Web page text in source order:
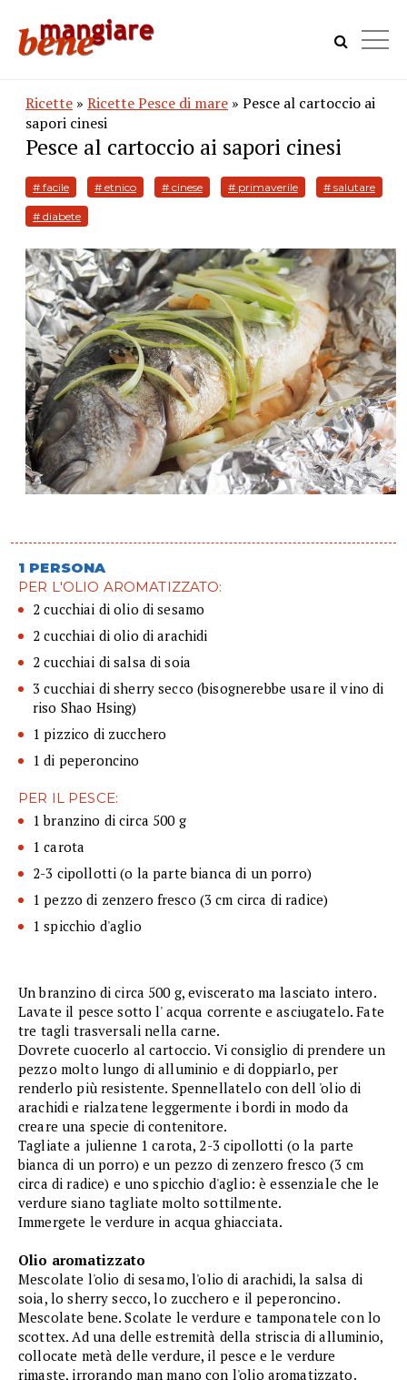
Ricette » Ricette Pesce di mare » Pesce al cartoccio ai
sapori cinesi
Pesce al cartoccio ai sapori cinesi
# facile # etnico # cinese # primaverile # salutare
# diabete
1 PERSONA
PER L'OLIO AROMATIZZATO:
2 cucchiai di olio di sesamo
2 cucchiai di olio di arachidi
2 cucchiai di salsa di soia
3 cucchiai di sherry secco (bisognerebbe usare il vino di
riso Shao Hsing)
1 pizzico di zucchero
1 di peperoncino
PER IL PESCE:
1 branzino di circa 500 g
1 carota
2-3 cipollotti (o la parte bianca di un porro)
1 pezzo di zenzero fresco (3 cm circa di radice)
1 spicchio d'aglio
Un branzino di circa 500 g, eviscerato ma lasciato intero.
Lavate il pesce sotto l' acqua corrente e asciugatelo. Fate
tre tagli trasversali nella carne.
Dovrete cuocerlo al cartoccio. Vi consiglio di prendere un
pezzo molto lungo di alluminio e di doppiarlo, per
renderlo più resistente. Spennellatelo con dell 'olio di
arachidi e rialzatene leggermente i bordi in modo da
creare una specie di contenitore.
Tagliate a julienne 1 carota, 2-3 cipollotti (o la parte
bianca di un porro) e un pezzo di zenzero fresco (3 cm
circa di radice) e uno spicchio d'aglio: è essenziale che le
verdure siano tagliate molto sottilmente.
Immergete le verdure in acqua ghiacciata.
Olio aromatizzato
Mescolate l'olio di sesamo, l'olio di arachidi, la salsa di
soia, lo sherry secco, lo zucchero e il peperoncino.
Mescolate bene. Scolate le verdure e tamponatele con lo
scottex. Ad una delle estremità della striscia di alluminio,
collocate metà delle verdure, il pesce e le verdure
rimaste, irrorando man mano con l'olio aromatizzato.